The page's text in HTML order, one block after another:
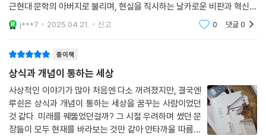
근현대 문학의 아버지로 불리며, 현실을 직시하는 날카로운 비판과 혁신적
인 문체를 통해 중국 문학과 사상의 변화를 주도하면서 후대 작가와 지식
인들에게 깊은 영향을 미쳤다
j***7 2025.04.21. 신고 0 댓글0
종이책
상식과 개념이 통하는 세상
사상적인 이야기가 많아 처음엔 다소 꺼려졌지만, 결국엔
루쉰은 상식과 개념이 통하는 세상을 꿈꾸는 사람이었던
것 같다. 미래를 꿰뚫었던걸까? 그 시절 우려하며 썼던 문
장들이 모두 현재를 바라보는 것만 같아 안타까울 따름이